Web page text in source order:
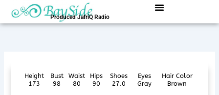
を
Produced JafriQ Radio
Height
173
Bust
98
Waist
80
Hips
90
Shoes
27.0
Eyes
Gray
Hair Color
Brown